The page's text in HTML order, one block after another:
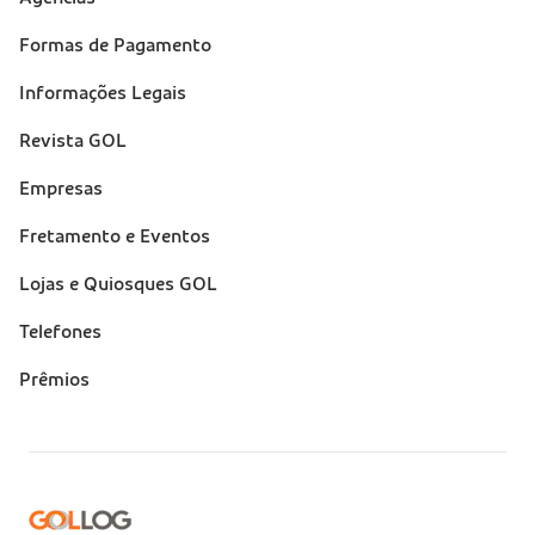
Formas de Pagamento
Informações Legais
Revista GOL
Empresas
Fretamento e Eventos
Lojas e Quiosques GOL
Telefones
Prêmios